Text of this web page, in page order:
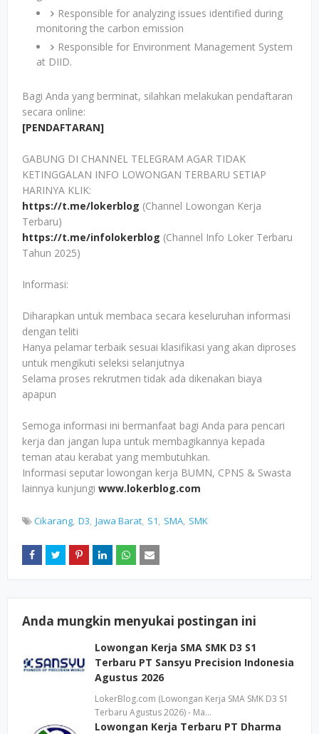
Responsible for analyzing issues identified during
monitoring the carbon emission
Responsible for Environment Management System
at DIID.
Bagi Anda yang berminat, silahkan melakukan pendaftaran
secara online:
[PENDAFTARAN]
GABUNG DI CHANNEL TELEGRAM AGAR TIDAK
KETINGGALAN INFO LOWONGAN TERBARU SETIAP
HARINYA KLIK:
https://t.me/lokerblog (Channel Lowongan Kerja
Terbaru)
https://t.me/infolokerblog (Channel Info Loker Terbaru
Tahun 2025)
Informasi:
Diharapkan untuk membaca secara keseluruhan informasi
dengan teliti
Hanya pelamar terbaik sesuai klasifikasi yang akan diproses
untuk mengikuti seleksi selanjutnya
Selama proses rekrutmen tidak ada dikenakan biaya
apapun
Semoga informasi ini bermanfaat bagi Anda para pencari
kerja dan jangan lupa untuk membagikannya kepada
teman atau kerabat yang membutuhkan.
Informasi seputar lowongan kerja BUMN, CPNS & Swasta
lainnya kunjungi www.lokerblog.com
Cikarang D3 Jawa Barat S1 SMA SMK
Anda mungkin menyukai postingan ini
Lowongan Kerja SMA SMK D3 S1
Terbaru PT Sansyu Precision Indonesia
Agustus 2026
LokerBlog.com (Lowongan Kerja SMA SMK D3 S1
Terbaru Agustus 2026) - Ma…
Lowongan Kerja Terbaru PT Dharma